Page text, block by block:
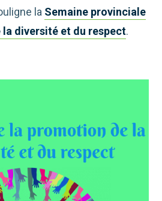
la Semaine provinciale
diversité et du respect.